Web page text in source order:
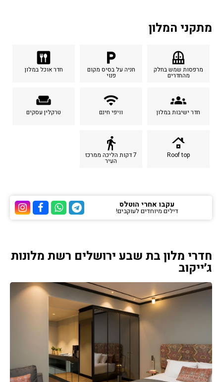
מתקני המלון
balcony
מרפסות שמש בחלק
מהחדרים
local_parking
חניה על בסיס מקום
פנוי
dining
חדר אוכל במלון
groups
חדר ישיבות במלון
wifi
וויפי חינם
weekend
טרקלין עסקים
roofing
Roof top
directions_walk
7 דקות הליכה ממרכז
העיר
ערוץ ערוץ
ערוץ הוואטסאפ של
ערוץ הטלגרם של הוטלס
עקבו אחרי הוטלס
דילים מיוחדים לעוקבים!
חדרי מלון בת שבע ירושלים רשת מלונות
ג׳ייקוב